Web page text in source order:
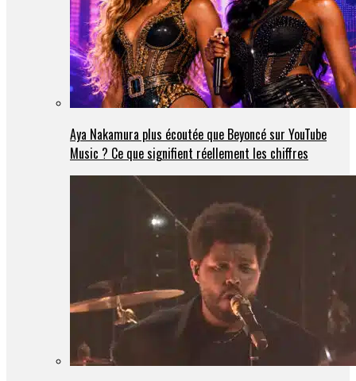
Aya Nakamura plus écoutée que Beyoncé sur YouTube
Music ? Ce que signifient réellement les chiffres